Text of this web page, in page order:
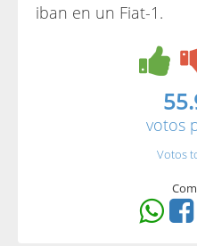
iban en un Fiat-1.
votos
Votos